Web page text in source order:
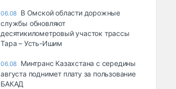
06.08 В Омской области дорожные
службы обновляют
десятикилометровый участок трассы
Тара – Усть-Ишим
06.08 Минтранс Казахстана с середины
августа поднимет плату за пользование
БАКАД